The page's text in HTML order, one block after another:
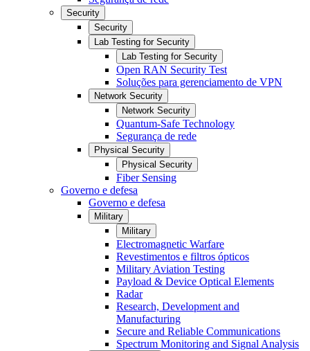
Security
Security
Lab Testing for Security
Lab Testing for Security
Open RAN Security Test
Soluções para gerenciamento de VPN
Network Security
Network Security
Quantum-Safe Technology
Segurança de rede
Physical Security
Physical Security
Fiber Sensing
Governo e defesa
Governo e defesa
Military
Military
Electromagnetic Warfare
Revestimentos e filtros ópticos
Military Aviation Testing
Payload & Device Optical Elements
Radar
Research, Development and
Manufacturing
Secure and Reliable Communications
Spectrum Monitoring and Signal Analysis